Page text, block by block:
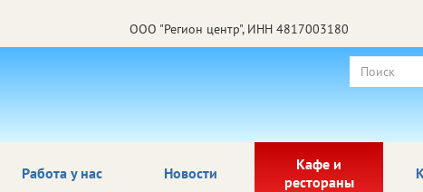
ООО "Регион центр", ИНН 4817003180
Работа у нас Новости
Кафе и
рестораны